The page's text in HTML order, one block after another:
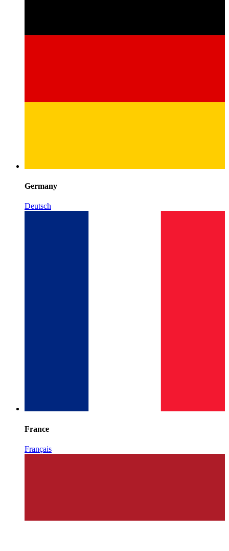
Germany
Deutsch
France
Français